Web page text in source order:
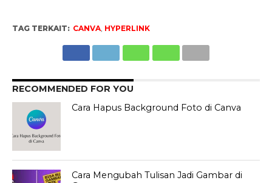
TAG TERKAIT: CANVA, HYPERLINK
RECOMMENDED FOR YOU
Cara Hapus Background Foto di Canva
Cara Mengubah Tulisan Jadi Gambar di